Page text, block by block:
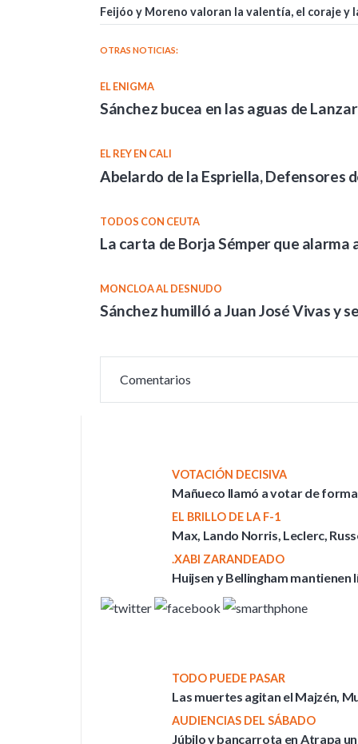
Feijóo y Moreno valoran la valentía, el coraje y
OTRAS NOTICIAS:
EL ENIGMA
Sánchez bucea en las aguas de
EL REY EN CALI
Abelardo de la Espriella, Defensores
TODOS CON CEUTA
La carta de Borja Sémper que alarma
MONCLOA AL DESNUDO
Sánchez humilló a Juan José Vivas y
Comentarios
VOTACIÓN DECISIVA
Mañueco llamó a votar de
EL BRILLO DE LA F-1
Max, Lando Norris, Leclerc,
.XABI ZARANDEADO
Huijsen y Bellingham
TODO PUEDE PASAR
Las muertes agitan el Majzén,
AUDIENCIAS DEL SÁBADO
Júbilo y bancarrota en Atrapa